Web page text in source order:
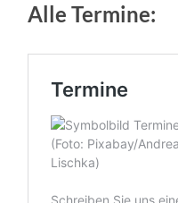
Alle Termine: